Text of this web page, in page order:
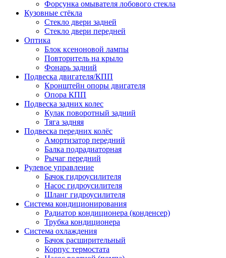
Форсунка омывателя лобового стекла
Кузовные стёкла
Стекло двери задней
Стекло двери передней
Оптика
Блок ксеноновой лампы
Повторитель на крыло
Фонарь задний
Подвеска двигателя/КПП
Кронштейн опоры двигателя
Опора КПП
Подвеска задних колес
Кулак поворотный задний
Тяга задняя
Подвеска передних колёс
Амортизатор передний
Балка подрадиаторная
Рычаг передний
Рулевое управление
Бачок гидроусилителя
Насос гидроусилителя
Шланг гидроусилителя
Система кондиционирования
Радиатор кондиционера (конденсер)
Трубка кондиционера
Система охлаждения
Бачок расширительный
Корпус термостата